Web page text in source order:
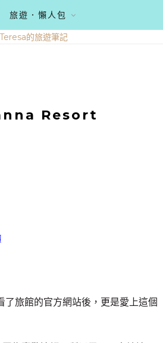
旅遊．懶人包
Resort
旅館的官方網站後，更是愛上這個